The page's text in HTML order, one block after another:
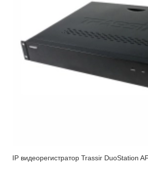
IP видеорегистратор Trassir DuoStation